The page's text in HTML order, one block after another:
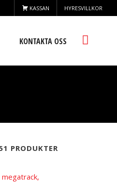
KASSAN HYRESVILLKOR
KONTAKTA OSS
PRODUKTER